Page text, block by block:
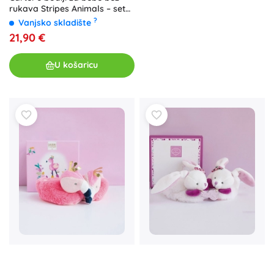
rukava Stripes Animals – set
od 5 kom za dječake
Vanjsko skladište ?
21,90 €
U košaricu